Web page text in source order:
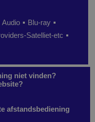
Audio
Blu-ray
Satelliet-etc
niet vinden?
afstandsbediening